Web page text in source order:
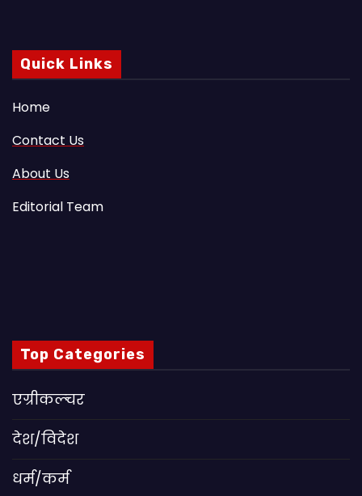
Quick Links
Home
Contact Us
About Us
Editorial Team
Top Categories
एग्रीकल्चर
देश/विदेश
धर्म/कर्म